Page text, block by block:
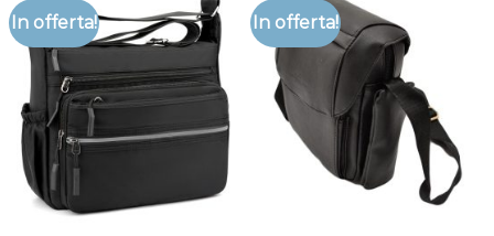
In offerta! In offerta!